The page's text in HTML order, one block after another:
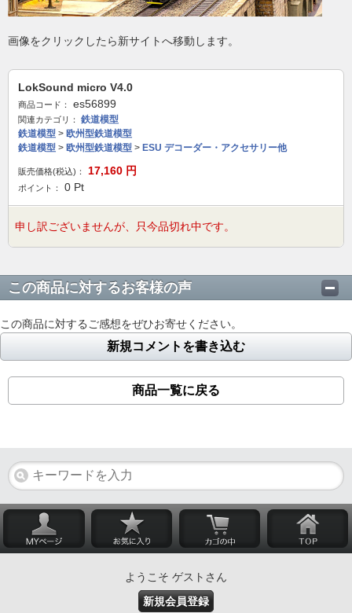
画像をクリックしたら新サイトへ移動します。
LokSound micro V4.0
商品コード： es56899
関連カテゴリ：
鉄道模型
鉄道模型 > 欧州型鉄道模型
鉄道模型 > 欧州型鉄道模型 > ESU デコーダー・アクセサリー他
販売価格(税込)： 17,160 円
ポイント： 0 Pt
申し訳ございませんが、只今品切れ中です。
この商品に対するお客様の声
この商品に対するご感想をぜひお寄せください。
新規コメントを書き込む
商品一覧に戻る
ようこそ ゲストさん
新規会員登録